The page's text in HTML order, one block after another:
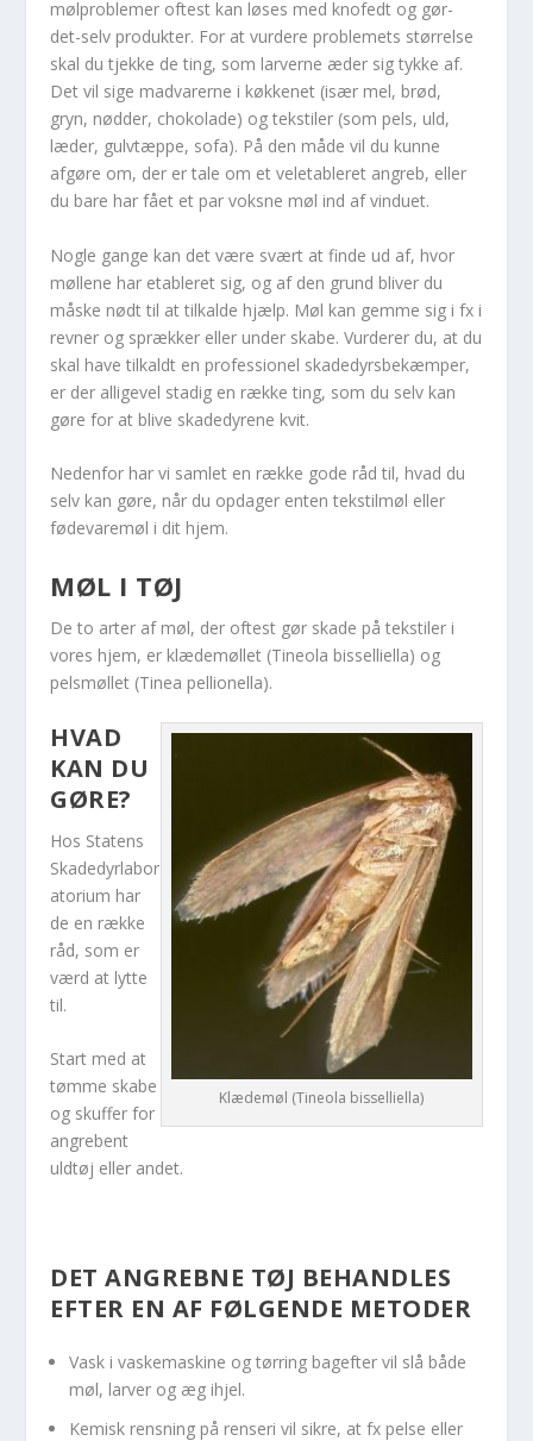
mølproblemer oftest kan løses med knofedt og gør-
det-selv produkter. For at vurdere problemets størrelse
skal du tjekke de ting, som larverne æder sig tykke af.
Det vil sige madvarerne i køkkenet (især mel, brød,
gryn, nødder, chokolade) og tekstiler (som pels, uld,
læder, gulvtæppe, sofa). På den måde vil du kunne
afgøre om, der er tale om et veletableret angreb, eller
du bare har fået et par voksne møl ind af vinduet.
Nogle gange kan det være svært at finde ud af, hvor
møllene har etableret sig, og af den grund bliver du
måske nødt til at tilkalde hjælp. Møl kan gemme sig i fx i
revner og sprækker eller under skabe. Vurderer du, at du
skal have tilkaldt en professionel skadedyrsbekæmper,
er der alligevel stadig en række ting, som du selv kan
gøre for at blive skadedyrene kvit.
Nedenfor har vi samlet en række gode råd til, hvad du
selv kan gøre, når du opdager enten tekstilmøl eller
fødevaremøl i dit hjem.
MØL I TØJ
De to arter af møl, der oftest gør skade på tekstiler i
vores hjem, er klædemøllet (Tineola bisselliella) og
pelsmøllet (Tinea pellionella).
Klædemøl (Tineola bisselliella)
HVAD
KAN DU
GØRE?
Hos Statens
Skadedyrlabor
atorium har
de en række
råd, som er
værd at lytte
til.
Start med at
tømme skabe
og skuffer for
angrebent
uldtøj eller andet.
DET ANGREBNE TØJ BEHANDLES
EFTER EN AF FØLGENDE METODER
Vask i vaskemaskine og tørring bagefter vil slå både
møl, larver og æg ihjel.
Kemisk rensning på renseri vil sikre, at fx pelse eller